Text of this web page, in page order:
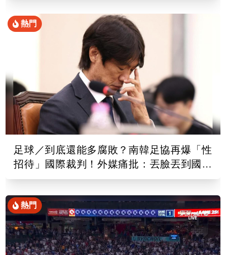
熱門
足球／到底還能多腐敗？南韓足協再爆「性
招待」國際裁判！外媒痛批：丟臉丟到國外
去
熱門